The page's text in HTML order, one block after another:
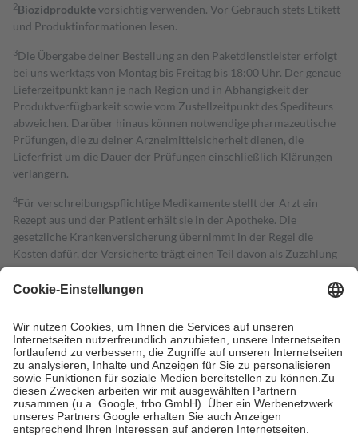
2Biozidproduktevorsichtig verwenden. Vor Gebrauch stets Etikett
und Produktinformationen lesen.
3Die Übergabe deiner Bestellung an den Paketdienstleister erfolgt
bei uns werktags von Montag bis Freitag bis 18:00 Uhr. Der genaue
Lieferzeitpunkt kann je nach Region und in Abhängigkeit der
Produktverfügbarkeit sowie vom Zustellzeitpunkt des Spediteurs
abweichen. Darüber hinaus können notwendige pharmazeutische
Prüfungen, die zu deiner Arzneimittelsicherheit dienen, die
Lieferfrist um die Dauer der Prüfungen einschließlich Klärungen
verlängern.
4Für verschreibungspflichtige Medikamente stellt der Arzt ein
Rezept aus und der Patient erhält sie in der Apotheke. Die
gesetzliche Krankenversicherung übernimmt in der Regel die
Kosten dafür, der Versicherte trägt einen Teil davon als Zuzahlung
mit.
Grundsätzlich leisten Mitglieder Zuzahlungen in Höhe von zehn
höchstens zehn Euro.
Es sind jedoch nie mehr als die tatsächlichen
Kosten der Leistung zu entrichten.
Diese Regeln gelten grundsätzlich auch für Online-Apotheken.
Bei Heilmitteln und häuslicher Krankenpflege beträgt die
Zuzahlung zehn Prozent der Kosten sowie zehn Euro je
Verordnung.
Um das Engagement der Versicherten für ihre eigene Gesundheit zu
stärken und die besondere Stellung der Familie zu unterstützen,